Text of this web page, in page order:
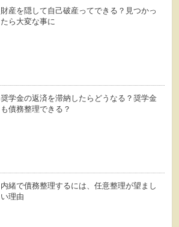
財産を隠して自己破産ってできる？見つかっ
たら大変な事に
奨学金の返済を滞納したらどうなる？奨学金
も債務整理できる？
内緒で債務整理するには、任意整理が望まし
い理由